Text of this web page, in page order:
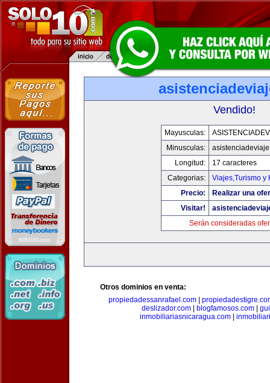
Vendido!
Mayusculas:
Minusculas:
Longitud:
17 caracteres
Categorias:
Viajes,Turismo y
Precio:
Realizar una
Visitar!
Serán consideradas
Otros dominios en venta:
propiedadessanrafael.com
deslizador.com| blogfamosos.com|
inmobiliariasnicaragua.com